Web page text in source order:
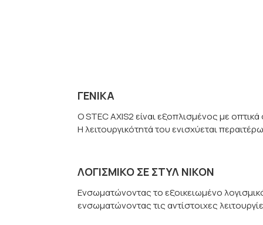
ΓΕΝΙΚΆ
Ο STEC AXIS2 είναι εξοπλισμένος με
Η λειτουργικότητά του ενισχύεται
ΛΟΓΙΣΜΙΚΌ ΣΕ ΣΤΥΛ NIKON
Ενσωματώνοντας το εξοικειωμένο
ενσωματώνοντας τις αντίστοιχες